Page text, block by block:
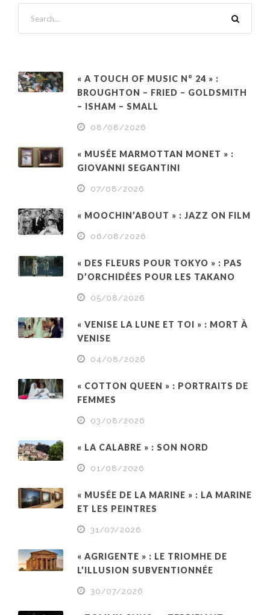
« A TOUCH OF MUSIC N° 24 » :
BROUGHTON – FRIED – GOLDSMITH
– ISHAM – SMALL
08/08/2026
« MUSÉE MARMOTTAN MONET » :
GIOVANNI SEGANTINI
07/08/2026
« MOOCHIN’ABOUT » : JAZZ ON FILM
06/08/2026
« DES FLEURS POUR TOKYO » : PAS
D’ORCHIDÉES POUR LES TAKANO
05/08/2026
« VENISE LA LUNE ET TOI » : MORT À
VENISE
04/08/2026
« COTTON QUEEN » : PORTRAITS DE
FEMMES
03/08/2026
« LA CALABRE » : SON NORD
01/08/2026
« MUSÉE DE LA MARINE » : LA MARINE
ET LES PEINTRES
31/07/2026
« AGRIGENTE » : LE TRIOMHE DE
L’ILLUSION SUBVENTIONNÉE
30/07/2026